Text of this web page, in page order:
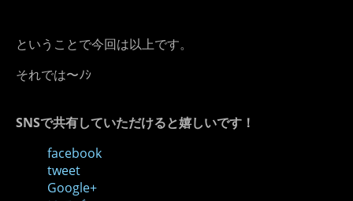
ということで今回は以上です。
それでは〜ﾉｼ
SNSで共有していただけると嬉しいです！
facebook
tweet
Google+